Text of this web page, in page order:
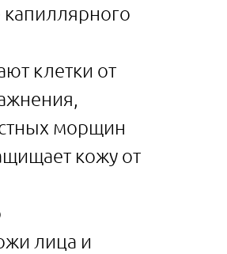
капиллярного
клетки от
морщин
кожу от
лица и